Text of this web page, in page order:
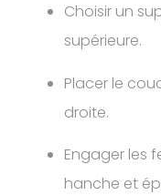
Choisir un
supérieure.
Placer le
droite.
Engager les
hanche et